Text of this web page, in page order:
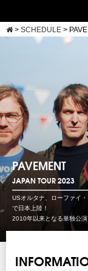
> SCHEDULE >
PAVEMENT
JAPAN TOUR 2023
USオルタナ、ローファイ
で日本上陸！
2010年以来となる単独公